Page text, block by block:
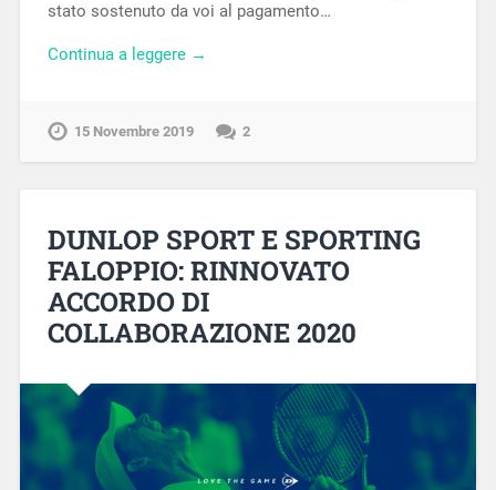
stato sostenuto da voi al pagamento…
Continua a leggere →
15 Novembre 2019 2
DUNLOP SPORT E SPORTING
FALOPPIO: RINNOVATO
ACCORDO DI
COLLABORAZIONE 2020